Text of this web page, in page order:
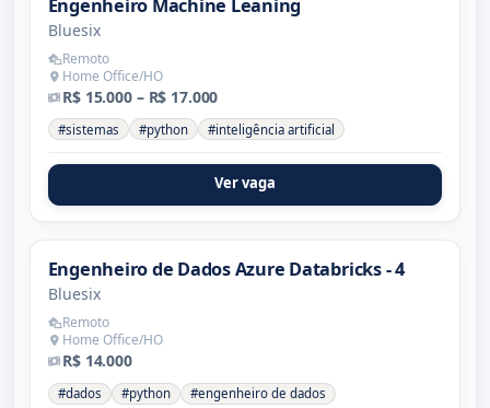
Engenheiro Machine Leaning
Bluesix
Remoto
Home Office/HO
R$ 15.000 – R$ 17.000
#sistemas #python #inteligência artificial
Ver vaga
Engenheiro de Dados Azure Databricks - 4
Bluesix
Remoto
Home Office/HO
R$ 14.000
#dados #python #engenheiro de dados